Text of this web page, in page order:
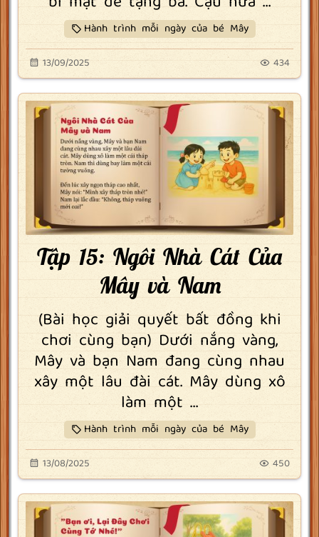
Hành trình mỗi ngày của bé Mây
13/09/2025 434
Tập 15: Ngôi Nhà Cát Của
Mây và Nam
(Bài học giải quyết bất đồng khi
chơi cùng bạn) Dưới nắng vàng,
Mây và bạn Nam đang cùng nhau
xây một lâu đài cát. Mây dùng xô
làm một ...
Hành trình mỗi ngày của bé Mây
13/08/2025 450